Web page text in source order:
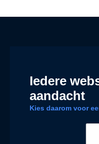
Iedere
aandacht
Kies daarom voor